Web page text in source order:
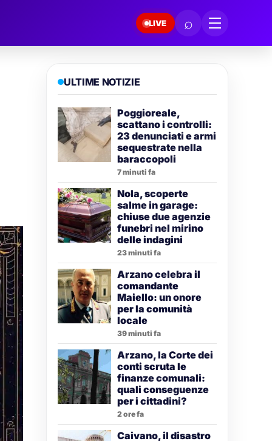
LIVE ⌕
ULTIME NOTIZIE
Poggioreale,
scattano i controlli:
23 denunciati e armi
sequestrate nella
baraccopoli
7 minuti fa
Nola, scoperte
salme in garage:
chiuse due agenzie
funebri nel mirino
delle indagini
23 minuti fa
Arzano celebra il
comandante
Maiello: un onore
per la comunità
locale
39 minuti fa
Arzano, la Corte dei
conti scruta le
finanze comunali:
quali conseguenze
per i cittadini?
2 ore fa
Caivano, il disastro